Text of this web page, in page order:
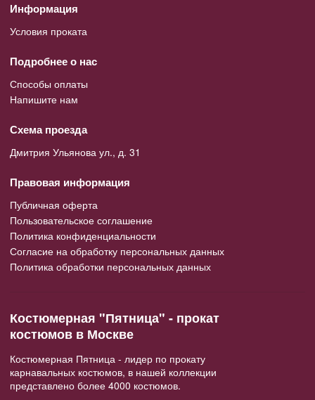
Информация
Условия проката
Подробнее о нас
Способы оплаты
Напишите нам
Схема проезда
Дмитрия Ульянова ул., д. 31
Правовая информация
Публичная оферта
Пользовательское соглашение
Политика конфиденциальности
Согласие на обработку персональных данных
Политика обработки персональных данных
Костюмерная "Пятница" - прокат
костюмов в Москве
Костюмерная Пятница - лидер по прокату
карнавальных костюмов, в нашей коллекции
представлено более 4000 костюмов.